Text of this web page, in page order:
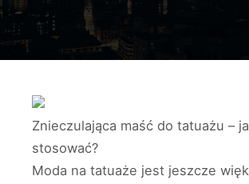
Znieczulająca maść do tatuażu –
stosować?
Moda na tatuaże jest jeszcze